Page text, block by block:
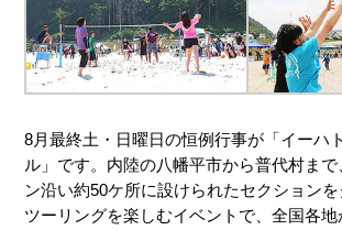
8月最終土・日曜日の恒例行事が「イーハ
ル」です。内陸の八幡平市から普代村まで
ン沿い約50ケ所に設けられたセクション
ツーリングを楽しむイベントで、全国各地